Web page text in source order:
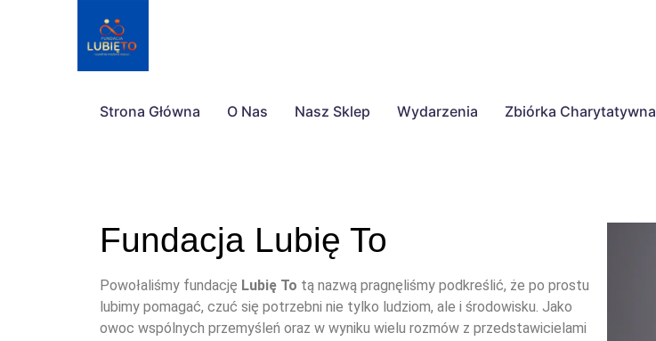
Strona Główna O Nas Nasz Sklep Wydarzenia Zbiórka Charytatywna
Fundacja Lubię To
Powołaliśmy fundację Lubię To tą nazwą pragnęliśmy podkreślić, że po prostu
lubimy pomagać, czuć się potrzebni nie tylko ludziom, ale i środowisku. Jako
owoc wspólnych przemyśleń oraz w wyniku wielu rozmów z przedstawicielami